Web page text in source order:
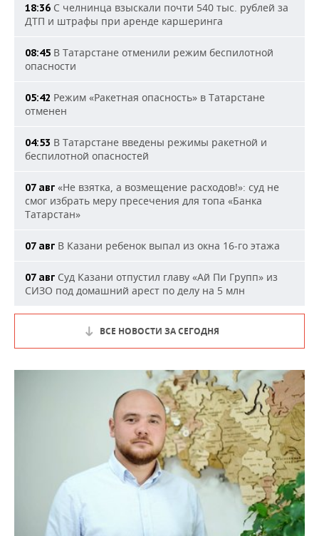
18:36 С челнинца взыскали почти 540 тыс. рублей за
ДТП и штрафы при аренде каршеринга
08:45 В Татарстане отменили режим беспилотной
опасности
05:42 Режим «Ракетная опасность» в Татарстане
отменен
04:53 В Татарстане введены режимы ракетной и
беспилотной опасностей
07 авг «Не взятка, а возмещение расходов!»: суд не
смог избрать меру пресечения для топа «Банка
Татарстан»
07 авг В Казани ребенок выпал из окна 16-го этажа
07 авг Суд Казани отпустил главу «Ай Пи Групп» из
СИЗО под домашний арест по делу на 5 млн
ВСЕ НОВОСТИ ЗА СЕГОДНЯ